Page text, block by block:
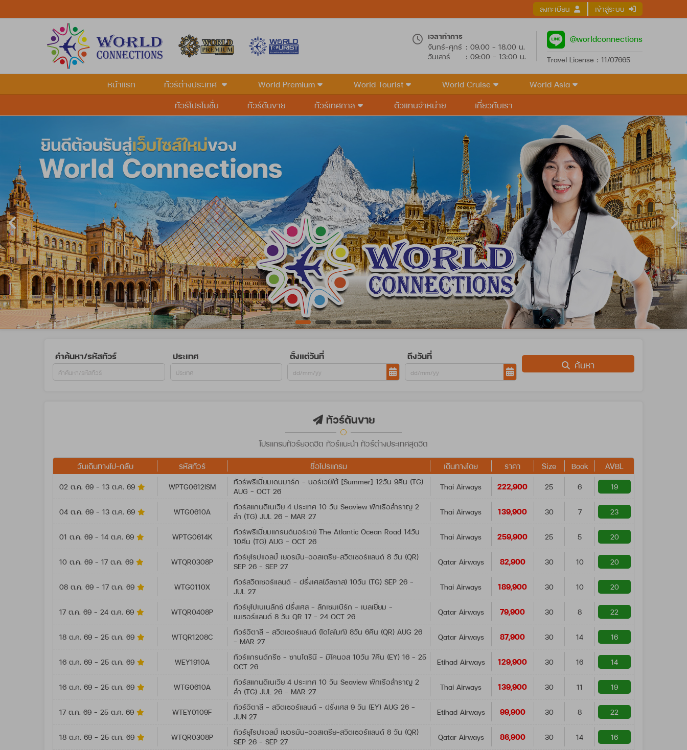
ลงทะเบียน เข้าสู่ระบบ
เวลาทำการ
จันทร์-ศุกร์ : 09.00 - 18.00 น.
วันเสาร์
: 09:00 - 13:00 น.
@worldconnections
Travel License : 11/07665
หน้าแรก ทัวร์ต่างประเทศ World Premium World Tourist World Cruise
World Asia
ทัวร์โปรโมชั่น
ทัวร์ดันขาย ทัวร์เทศกาล ตัวแทนจำหน่าย เกี่ยวกับเรา
คำค้นหา/รหัสทัวร์ ประเทศ ตั้งแต่วันที่ ถึงวันที่
ค้นหา
ทัวร์ดันขาย
โปรแกรมทัวร์ยอดฮิต ทัวร์แนะนำ ทัวร์ต่างประเทศสุดฮิต
วันเดินทางไป-กลับ
รหัสทัวร์ ชื่อโปรแกรม เดินทางโดย ราคา Size Book AVBL
02 ต.ค. 69 - 13 ต.ค. 69 WPTG0612ISM
ทัวร์พรีเมี่ยมเดนมาร์ก - นอร์เวย์ใต้ [Summer] 12วัน 9คืน (TG)
AUG - OCT 26
Thai Airways 222,900 25 6 19
04 ต.ค. 69 - 13 ต.ค. 69 WTG0610A
ทัวร์สแกนดิเนเวีย 4 ประเทศ 10 วัน Seaview พักเรือสำราญ 2
ลำ (TG) JUL 26 - MAR 27
Thai Airways 139,900 30 7 23
01 ต.ค. 69 - 14 ต.ค. 69 WPTG0614K
ทัวร์พรีเมี่ยมแกรนด์นอร์เวย์ The Atlantic Ocean Road 14วัน
10คืน (TG) AUG - OCT 26
Thai Airways 259,900 25 5 20
10 ต.ค. 69 - 17 ต.ค. 69 WTQR0308P
ทัวร์ยุโรปแอลป์ เยอรมัน-ออสเตรีย-สวิตเซอร์แลนด์ 8 วัน (QR)
SEP 26 - SEP 27
Qatar Airways 82,900 30 10 20
08 ต.ค. 69 - 17 ต.ค. 69 WTG0110X
ทัวร์สวิตเซอร์แลนด์ - ฝรั่งเศส(อัลซาส) 10วัน (TG) SEP 26 -
JUL 27
Thai Airways 189,900 30 10 20
17 ต.ค. 69 - 24 ต.ค. 69 WTQR0408P
ทัวร์ยุโปเบเนลักซ์ ฝรั่งเศส - ลักเซมเบิร์ก - เบลเยี่ยม -
เนเธอร์แลนด์ 8 วัน QR 17 - 24 OCT 26
Qatar Airways 79,900 30 8 22
18 ต.ค. 69 - 25 ต.ค. 69 WTQR1208C
ทัวร์อิตาลี – สวิตเซอร์แลนด์ (โดโลไมท์) 8วัน 6คืน (QR) AUG 26
- MAR 27
Qatar Airways 87,900 30 14 16
16 ต.ค. 69 - 25 ต.ค. 69 WEY1910A
ทัวร์แกรนด์กรีซ - ซานโตรินี - มิโคนอส 10วัน 7คืน (EY) 16 - 25
OCT 26
Etihad Airways 129,900 30 16 14
16 ต.ค. 69 - 25 ต.ค. 69 WTG0610A
ทัวร์สแกนดิเนเวีย 4 ประเทศ 10 วัน Seaview พักเรือสำราญ 2
ลำ (TG) JUL 26 - MAR 27
Thai Airways 139,900 30 11 19
17 ต.ค. 69 - 25 ต.ค. 69 WTEY0109F
ทัวร์อิตาลี - สวิตเซอร์แลนด์ - ฝรั่งเศส 9 วัน (EY) AUG 26 -
JUN 27
Etihad Airways 99,900 30 8 22
18 ต.ค. 69 - 25 ต.ค. 69 WTQR0308P
ทัวร์ยุโรปแอลป์ เยอรมัน-ออสเตรีย-สวิตเซอร์แลนด์ 8 วัน (QR)
SEP 26 - SEP 27
Qatar Airways 86,900 30 14 16